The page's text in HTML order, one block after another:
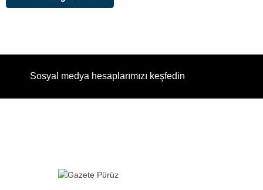
Sosyal medya hesaplarımızı keşfedin